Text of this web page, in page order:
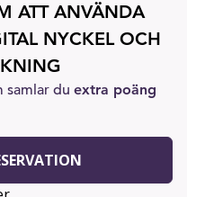
ATT ANVÄNDA
NYCKEL OCH
samlar du extra poäng